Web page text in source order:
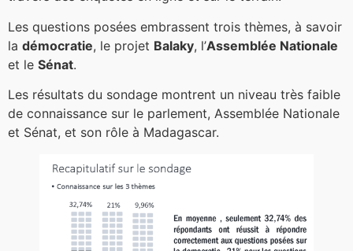
Les questions posées embrassent trois thèmes, à savoir
la démocratie, le projet Balaky, l’Assemblée Nationale
et le Sénat.
Les résultats du sondage montrent un niveau très faible
de connaissance sur le parlement, Assemblée Nationale
et Sénat, et son rôle à Madagascar.